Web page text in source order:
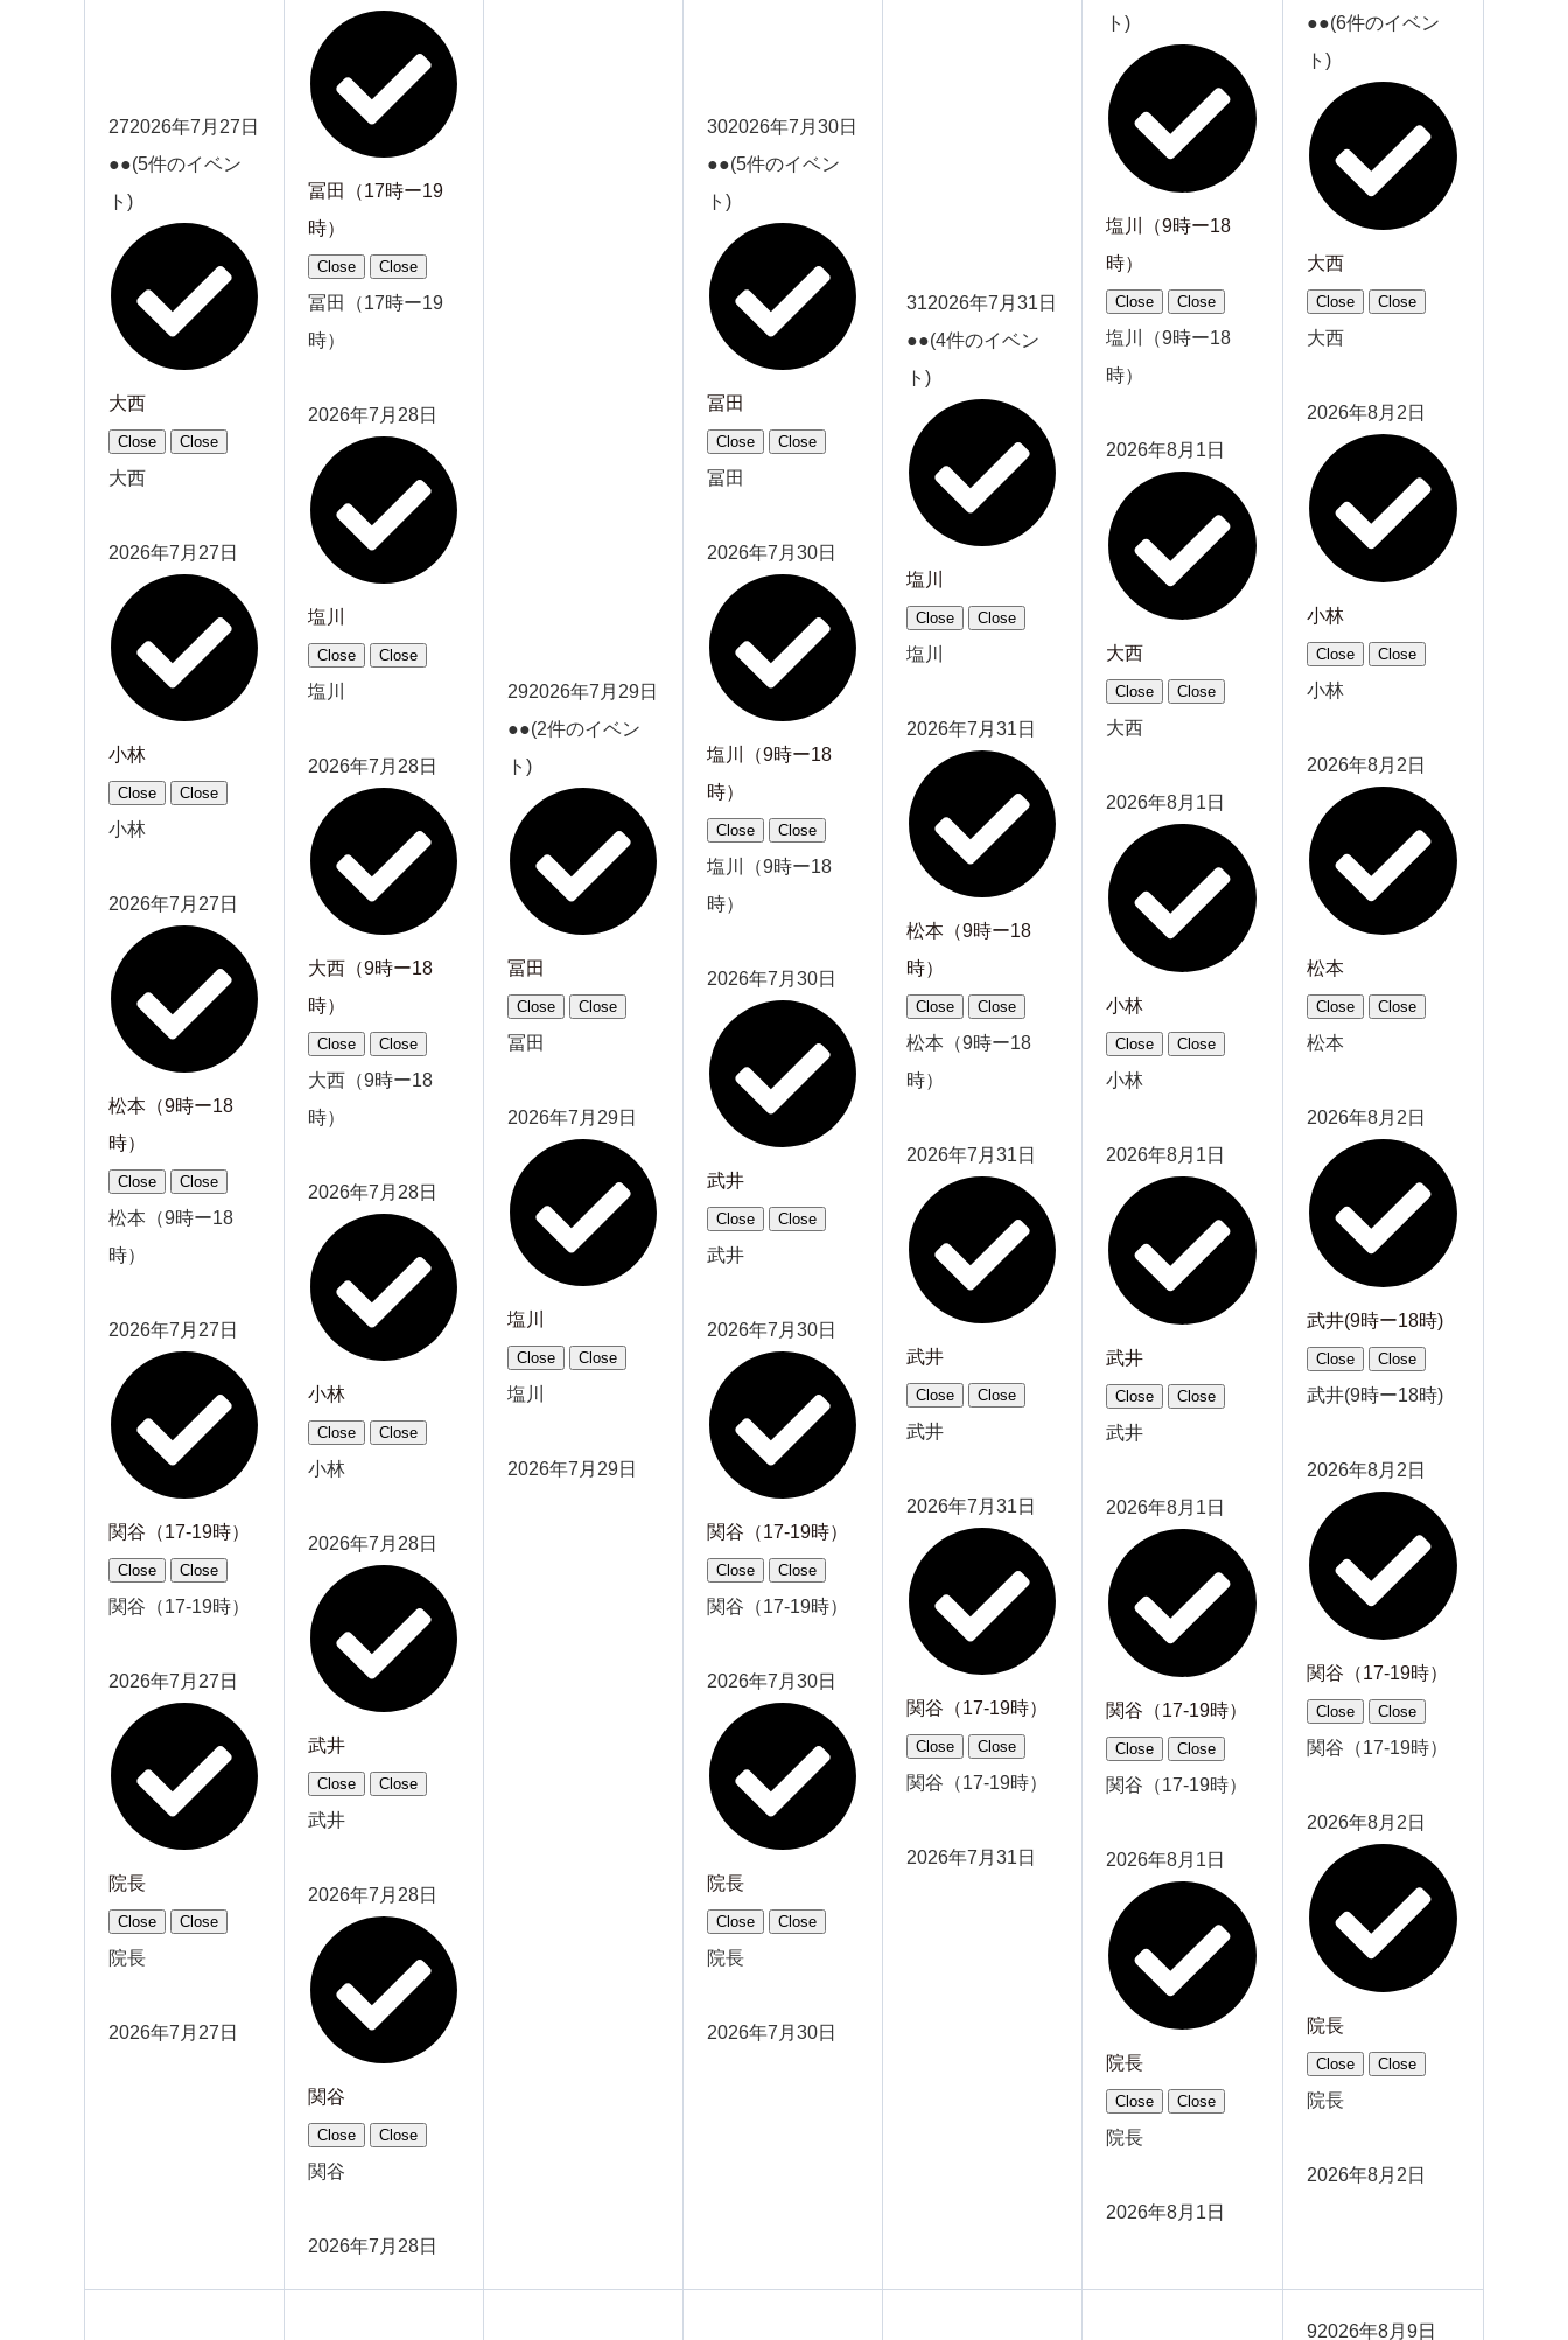
272026年7月27日
●●(5件のイベン
ト)
大西
Close Close
大西
2026年7月27日
小林
Close Close
小林
2026年7月27日
松本（9時ー18
時）
Close Close
松本（9時ー18
時）
2026年7月27日
関谷（17-19時）
Close Close
関谷（17-19時）
2026年7月27日
院長
Close Close
院長
2026年7月27日
冨田（17時ー19
時）
Close Close
冨田（17時ー19
時）
2026年7月28日
塩川
Close Close
塩川
2026年7月28日
大西（9時ー18
時）
Close Close
大西（9時ー18
時）
2026年7月28日
小林
Close Close
小林
2026年7月28日
武井
Close Close
武井
2026年7月28日
関谷
Close Close
関谷
2026年7月28日
292026年7月29日
●●(2件のイベン
ト)
冨田
Close Close
冨田
2026年7月29日
塩川
Close Close
塩川
2026年7月29日
302026年7月30日
●●(5件のイベン
ト)
冨田
Close Close
冨田
2026年7月30日
塩川（9時ー18
時）
Close Close
塩川（9時ー18
時）
2026年7月30日
武井
Close Close
武井
2026年7月30日
関谷（17-19時）
Close Close
関谷（17-19時）
2026年7月30日
院長
Close Close
院長
2026年7月30日
312026年7月31日
●●(4件のイベン
ト)
塩川
Close Close
塩川
2026年7月31日
松本（9時ー18
時）
Close Close
松本（9時ー18
時）
2026年7月31日
武井
Close Close
武井
2026年7月31日
関谷（17-19時）
Close Close
関谷（17-19時）
2026年7月31日
ト)
塩川（9時ー18
時）
Close Close
塩川（9時ー18
時）
2026年8月1日
大西
Close Close
大西
2026年8月1日
小林
Close Close
小林
2026年8月1日
武井
Close Close
武井
2026年8月1日
関谷（17-19時）
Close Close
関谷（17-19時）
2026年8月1日
院長
Close Close
院長
2026年8月1日
●●(6件のイベン
ト)
大西
Close Close
大西
2026年8月2日
小林
Close Close
小林
2026年8月2日
松本
Close Close
松本
2026年8月2日
武井(9時ー18時)
Close Close
武井(9時ー18時)
2026年8月2日
関谷（17-19時）
Close Close
関谷（17-19時）
2026年8月2日
院長
Close Close
院長
2026年8月2日
92026年8月9日